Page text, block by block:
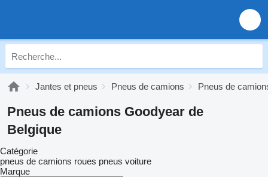
Jantes et pneus Pneus de camions Pneus de
Pneus de camions Goodyear de
Belgique
Catégorie
pneus de camions roues pneus voiture
Marque